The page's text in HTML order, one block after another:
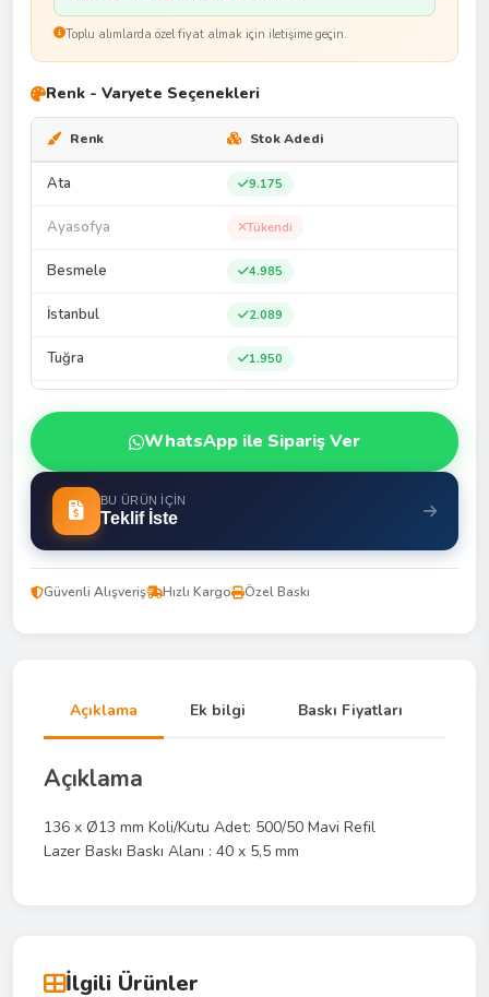
Toplu alımlarda özel fiyat almak için iletişime geçin.
Renk - Varyete Seçenekleri
Renk Stok Adedi
Ata 9.175
Ayasofya Tükendi
Besmele 4.985
İstanbul 2.089
Tuğra 1.950
WhatsApp ile Sipariş Ver
BU ÜRÜN İÇIN
Teklif İste
Güvenli Alışveriş Hızlı Kargo Özel Baskı
Açıklama Ek bilgi Baskı Fiyatları
Açıklama
136 x Ø13 mm Koli/Kutu Adet: 500/50 Mavi Refil
Lazer Baskı Baskı Alanı : 40 x 5,5 mm
İlgili Ürünler